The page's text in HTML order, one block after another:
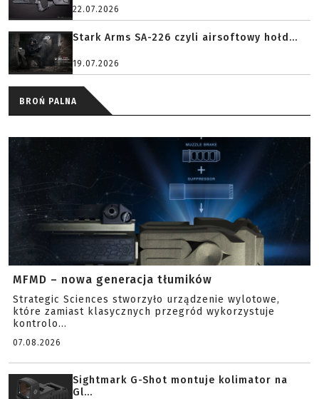
22.07.2026
Stark Arms SA-226 czyli airsoftowy hołd...
19.07.2026
BROŃ PALNA
MFMD – nowa generacja tłumików
Strategic Sciences stworzyło urządzenie wylotowe,
które zamiast klasycznych przegród wykorzystuje
kontrolo...
07.08.2026
Sightmark G-Shot montuje kolimator na
Gl...